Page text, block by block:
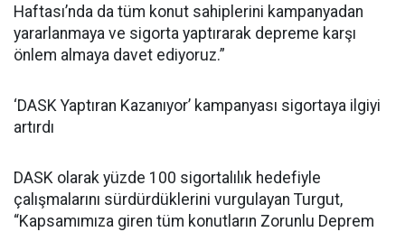
Haftası’nda da tüm konut sahiplerini kampanyadan
yararlanmaya ve sigorta yaptırarak depreme karşı
önlem almaya davet ediyoruz.”
‘DASK Yaptıran Kazanıyor’ kampanyası sigortaya ilgiyi
artırdı
DASK olarak yüzde 100 sigortalılık hedefiyle
çalışmalarını sürdürdüklerini vurgulayan Turgut,
“Kapsamımıza giren tüm konutların Zorunlu Deprem